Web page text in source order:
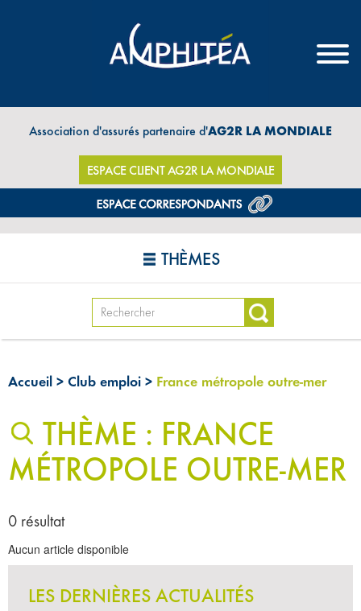
Association d'assurés partenaire d'AG2R LA MONDIALE
ESPACE CLIENT AG2R LA MONDIALE
THÈMES
Accueil > Club emploi > France métropole outre-mer
THÈME : FRANCE
MÉTROPOLE OUTRE-MER
0 résultat
Aucun article disponible
LES DERNIÈRES ACTUALITÉS